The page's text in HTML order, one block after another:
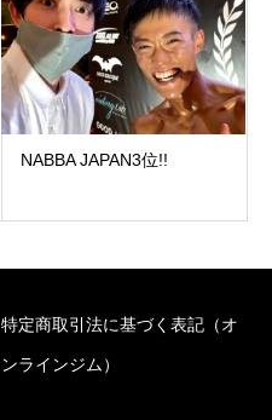
NABBA JAPAN3位!!
特定商取引法に基づく表記（オ
ンラインジム）